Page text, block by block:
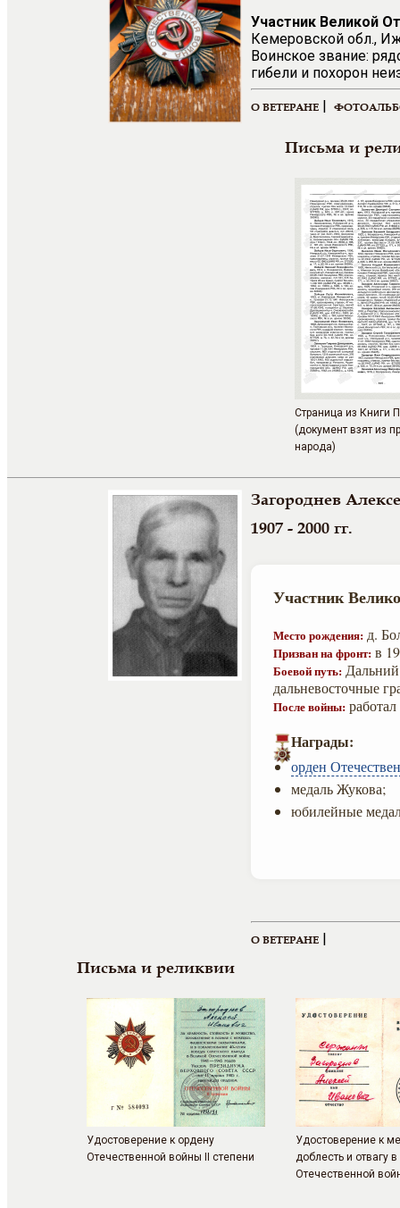
Участник Великой
Кемеровской обл.,
Воинское звание:
гибели и похорон
О ВЕТЕРАНЕ |
Письма и
Страница из Книги
(документ взят из
народа)
Загороднев
1907 - 2000 гг.
Участник
Место рождения: д.
Призван на фронт: в
Боевой путь:
дальневосточные
После войны:
Награды:
орден
медаль Жукова;
юбилейные
О ВЕТЕРАНЕ |
Письма и реликвии
Удостоверение к ордену
Отечественной войны II степени
Удостоверение к
доблесть и отвагу
Отечественной